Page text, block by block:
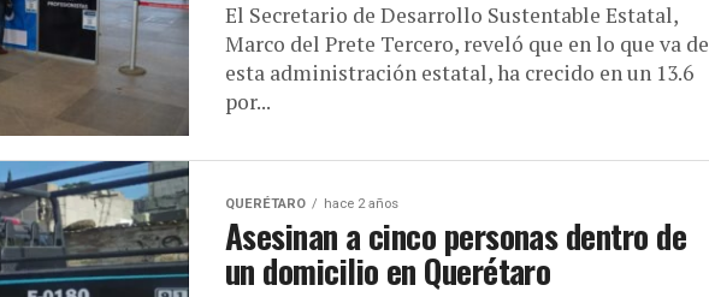
El Secretario de Desarrollo Sustentable Estatal,
Marco del Prete Tercero, reveló que en lo que va de
esta administración estatal, ha crecido en un 13.6
por...
QUERÉTARO hace 2 años
Asesinan a cinco personas dentro de
un domicilio en Querétaro